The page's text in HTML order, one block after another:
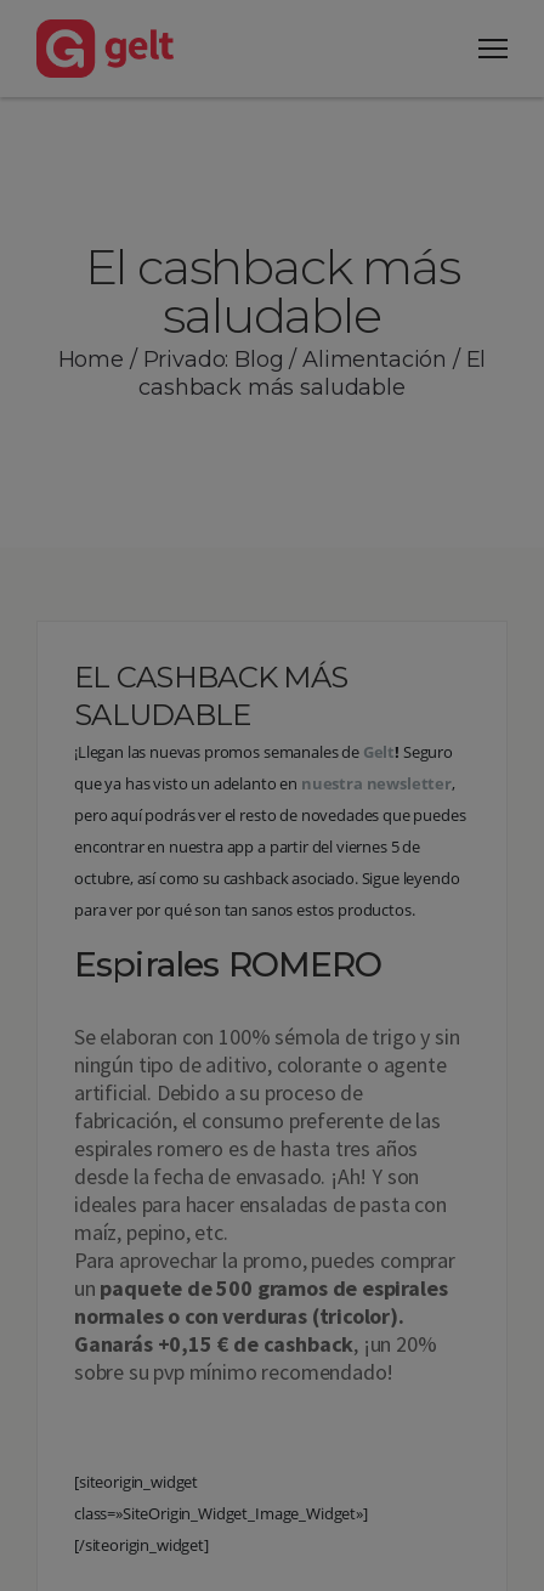
El cashback más
saludable
Home / Privado: Blog / Alimentación /El
cashback más saludable
EL CASHBACK MÁS
SALUDABLE
¡Llegan las nuevas promos semanales de Gelt! Seguro
que ya has visto un adelanto en nuestra newsletter,
pero aquí podrás ver el resto de novedades que puedes
encontrar en nuestra app a partir del viernes 5 de
octubre, así como su cashback asociado. Sigue leyendo
para ver por qué son tan sanos estos productos.
Espirales ROMERO
Se elaboran con 100% sémola de trigo y sin
ningún tipo de aditivo, colorante o agente
artificial. Debido a su proceso de
fabricación, el consumo preferente de las
espirales romero es de hasta tres años
desde la fecha de envasado. ¡Ah! Y son
ideales para hacer ensaladas de pasta con
maíz, pepino, etc.
Para aprovechar la promo, puedes comprar
un paquete de 500 gramos de espirales
normales o con verduras (tricolor).
Ganarás +0,15 € de cashback, ¡un 20%
sobre su pvp mínimo recomendado!
[siteorigin_widget
class=»SiteOrigin_Widget_Image_Widget»]
[/siteorigin_widget]